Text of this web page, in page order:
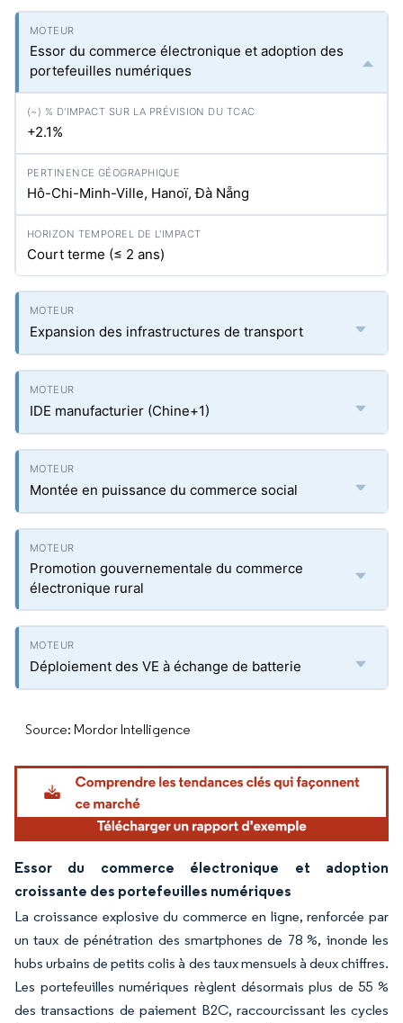
Essor du commerce électronique et adoption des
portefeuilles numériques
+2.1%
Hô-Chi-Minh-Ville, Hanoï, Đà Nẵng
Court terme (≤ 2 ans)
Expansion des infrastructures de transport
IDE manufacturier (Chine+1)
Montée en puissance du commerce social
Promotion gouvernementale du commerce
électronique rural
Déploiement des VE à échange de batterie
Source: Mordor Intelligence
Essor du commerce électronique et adoption
croissante des portefeuilles numériques
La croissance explosive du commerce en ligne, renforcée par
un taux de pénétration des smartphones de 78 %, inonde les
hubs urbains de petits colis à des taux mensuels à deux chiffres.
Les portefeuilles numériques règlent désormais plus de 55 %
des transactions de paiement B2C, raccourcissant les cycles